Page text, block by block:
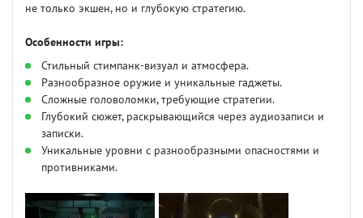
не только экшен, но и глубокую стратегию.
Особенности игры:
Стильный стимпанк-визуал и атмосфера.
Разнообразное оружие и уникальные гаджеты.
Сложные головоломки, требующие стратегии.
Глубокий сюжет, раскрывающийся через аудиозаписи и
записки.
Уникальные уровни с разнообразными опасностями и
противниками.